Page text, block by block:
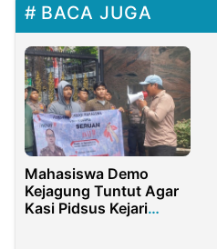
BACA JUGA
Mahasiswa Demo
Kejagung Tuntut Agar
Kasi Pidsus Kejari